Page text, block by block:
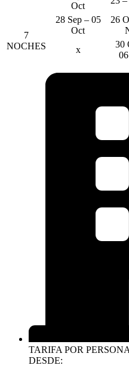
7
NOCHES
Oct
28 Sep – 05
Oct
26
x
30
TARIFA POR
DESDE: